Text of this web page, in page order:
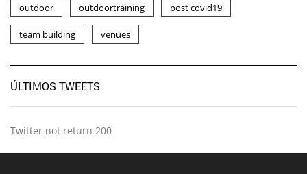
outdoor outdoortraining post covid19
team building venues
ÚLTIMOS TWEETS
Twitter not return 200